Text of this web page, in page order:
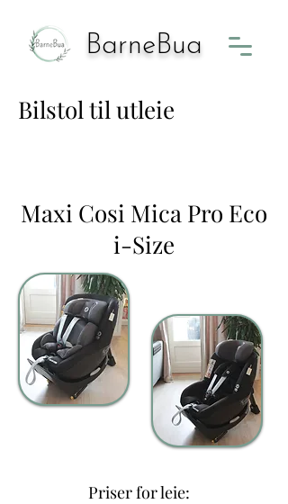
BarneBua
Bilstol til utleie
Maxi Cosi Mica Pro Eco
i-Size
Priser for leie: